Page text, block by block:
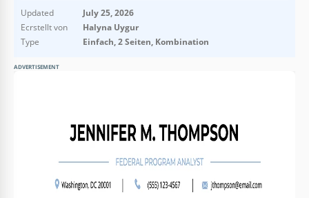
Updated
July 25, 2026
Ecrstellt von
Halyna Uygur
Type
Einfach, 2 Seiten, Kombination
ADVERTISEMENT